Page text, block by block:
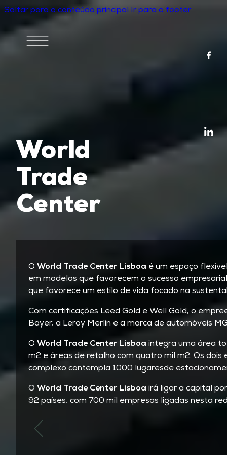
Saltar para o conteúdo principal Ir para o footer
World
Trade
Center
O World Trade Center Lisboa é um espaço
em modelos que favorecem o sucesso
que favorece um estilo de vida focado na
Com certificações Leed Gold e Well Gold, o
Bayer, a Leroy Merlin e a marca de automóveis
O World Trade Center Lisboa integra uma área
m2 e áreas de retalho com quatro mil m2. Os
complexo contempla 1000 lugaresde
O World Trade Center Lisboa irá ligar a capital
92 países, com 700 mil empresas ligadas nesta